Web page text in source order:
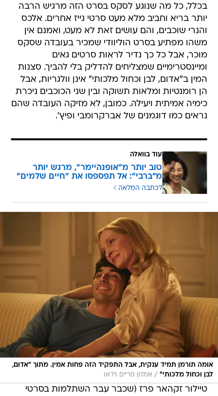
בכלל, כל מה שנוגע לסקס בסרט הזה מרגיש הרבה
יותר בריא וחביב מלא מעט סרטי גייז אחרים. אלכס
והנרי שוכבים, והם עושים זאת לא מעט, ואמנם אין
משהו מפתיע בסרט הוליוודי שמכיר בעובדה שסקס
מוכר, אבל כל כך נדיר לראות סרטים גאים
ומיינסטרימיים שמצליחים להדליק בלי להביך. סצנות
המין ב"אדום, לבן וכחול מלכותי" אינן וולגריות, אבל
הן רומנטיות ומלאות תשוקה ובין שני הכוכבים ניכרת
כימיה אמיתית ויעילה. כמובן, לא מזיקה העובדה שהם
נראים כמו דוגמנים של אברקרומבי ופיץ'.
עוד בוואלה
טוב יותר מ"אופנהיימר", מרגש יותר
מ"ברבי": אל תפספסו את "חיים שלמים"
לכתבה המלאה
אומה תורמן תמיד ענקית, אבל התפקיד הזה פחות אמין. מתוך "אדום,
לבן וכחול מלכותי" / אמזון פריים וידאו
טיילור זקהאר פרז (שכבר עבר השתלמות בסרטי